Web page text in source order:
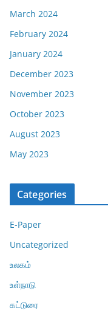
March 2024
February 2024
January 2024
December 2023
November 2023
October 2023
August 2023
May 2023
Categories
E-Paper
Uncategorized
உலகம்
உள்நாடு
கட்டுரை